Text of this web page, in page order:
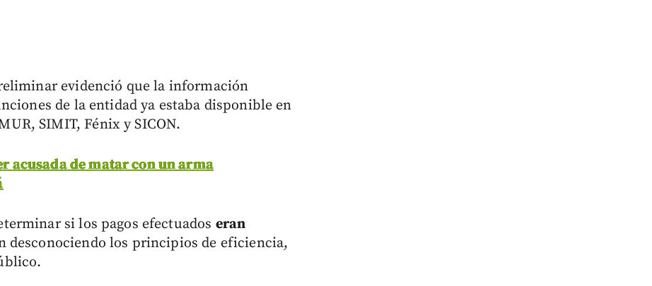
evidenció que la información
de la entidad ya estaba disponible en
SIMIT, Fénix y SICON.
acusada de matar con un arma
si los pagos efectuados eran
desconociendo los principios de eficiencia,